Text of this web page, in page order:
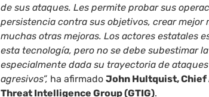
de sus ataques. Les permite probar sus
persistencia contra sus objetivos, crear mejor
muchas otras mejoras. Los actores estatales
esta tecnología, pero no se debe subestimar
especialmente dada su trayectoria de
agresivos”, ha afirmadoJohn Hultquist, Chief
Threat Intelligence Group (GTIG).